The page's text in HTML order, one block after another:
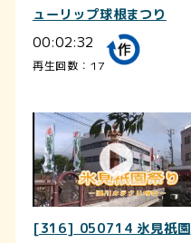
ューリップ球根まつり
00:02:32
再生回数：17
[316] 050714 氷見祇園